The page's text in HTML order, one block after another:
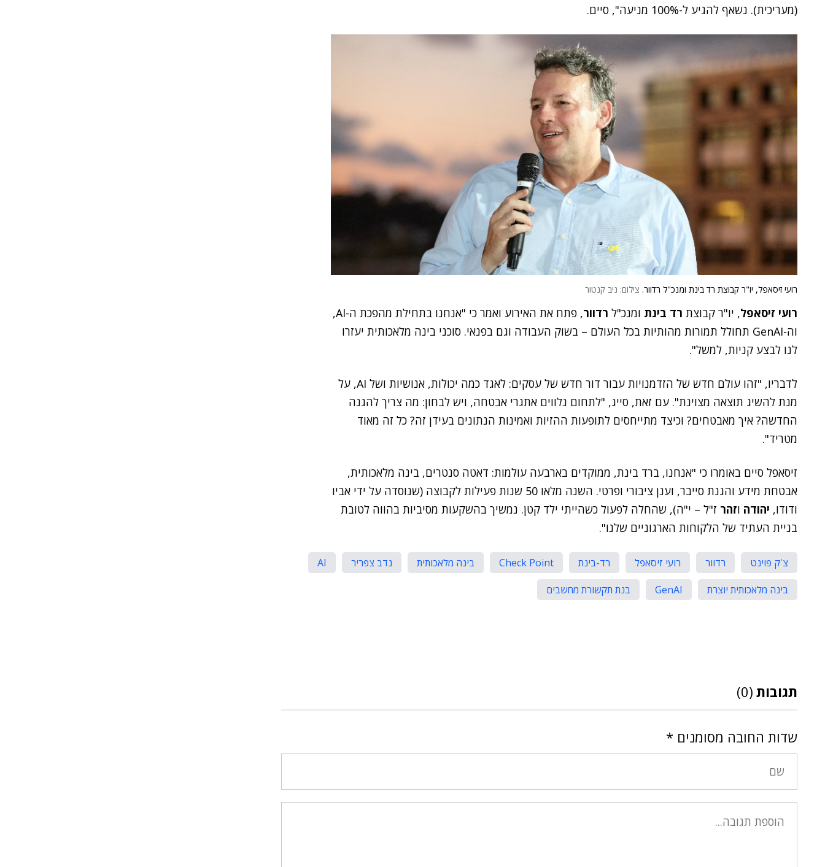
(מעריכית). נשאף להגיע ל-100% מניעה", סיים.
רועי זיסאפל, יו"ר קבוצת רד בינת ומנכ"ל רדוור. צילום: ניב קנטור
רועי זיסאפל, יו"ר קבוצת רד בינת ומנכ"ל רדוור
, פתח את האירוע ואמר כי "אנחנו בתחילת מהפכת ה-AI,
וה-GenAI תחולל תמורות מהותיות בכל העולם – בשוק העבודה וגם בפנאי. סוכני בינה מלאכותית יעזרו
לנו לבצע קניות, למשל".
לדבריו, "זהו עולם חדש של הזדמנויות עבור דור חדש של עסקים: לאגד כמה יכולות, אנושיות ושל AI, על
מנת להשיג תוצאה מצוינת". עם זאת, סייג, "לתחום נלווים אתגרי אבטחה, ויש לבחון: מה צריך להגנה
החדשה? איך מאבטחים? וכיצד מתייחסים לתופעות ההזיות ואמינות הנתונים בעידן זה? כל זה מאוד
מטריד".
זיסאפל סיים באומרו כי "אנחנו, ברד בינת, ממוקדים בארבעה עולמות: דאטה סנטרים, בינה מלאכותית,
אבטחת מידע והגנת סייבר, וענן ציבורי ופרטי. השנה מלאו 50 שנות פעילות לקבוצה (שנוסדה על ידי אביו
ודודו, יהודה וזהר ז"ל – י"ה), שהחלה לפעול כשהייתי ילד קטן. נמשיך בהשקעות מסיביות בהווה לטובת
בניית העתיד של הלקוחות הארגוניים שלנו".
צ'ק פוינט רדוור רועי זיסאפל רד-בינת Check Point בינה מלאכותית נדב צפריר
AI
בינה מלאכותית יוצרת
GenAI בנת תקשורת מחשבים
תגובות (0)
שדות החובה מסומנים *